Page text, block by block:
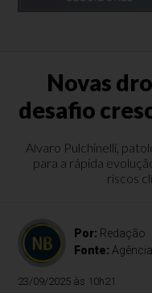
Novas
desafio
Alvaro Pulchinelli,
para a rápida
riscos
Por: Redação
Fonte:
23/09/2025 às 10h21